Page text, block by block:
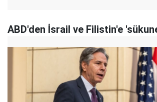
ABD'den İsrail ve Filistin'e